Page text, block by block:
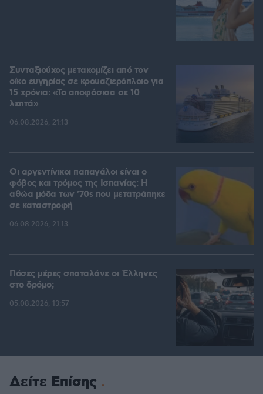
Συνταξιούχος μετακομίζει από τον
οίκο ευγηρίας σε κρουαζιερόπλοιο για
15 χρόνια: «Το αποφάσισα σε 10
λεπτά»
06.08.2026, 21:13
Οι αργεντίνικοι παπαγάλοι είναι ο
φόβος και τρόμος της Ισπανίας: Η
αθώα μόδα των '70s που μετατράπηκε
σε καταστροφή
06.08.2026, 21:13
Πόσες μέρες σπαταλάνε οι Έλληνες
στο δρόμο;
05.08.2026, 13:57
Δείτε Επίσης